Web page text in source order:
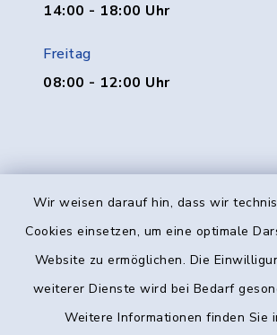
Wir weisen darauf hin, dass wir
Cookies einsetzen, um eine optimale
Website zu ermöglichen. Die
weiterer Dienste wird bei Bedarf
Weitere Informationen finden Sie
14:00 - 18:00 Uhr
Freitag
08:00 - 12:00 Uhr
Kontakt
Datenschutz